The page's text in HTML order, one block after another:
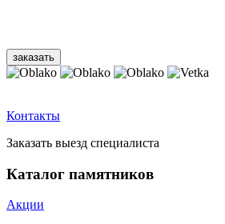
Контакты
Заказать выезд специалиста
Каталог памятников
Акции